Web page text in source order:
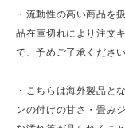
・流動性の高い商品を
品在庫切れにより注文
で、予めご了承ください
・こちらは海外製品と
ンの付けの甘さ・畳み